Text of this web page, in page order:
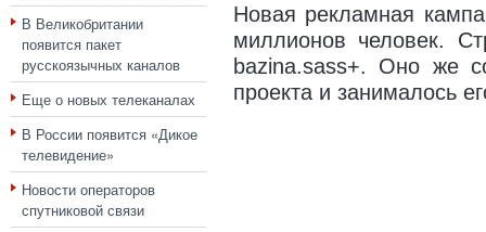
В Великобритании
появится пакет
русскоязычных каналов
Еще о новых телеканалах
В России появится «Дикое
телевидение»
Новости операторов
спутниковой связи
Новая рекламная
миллионов человек.
bazina.sass+. Оно же
проекта и занималось